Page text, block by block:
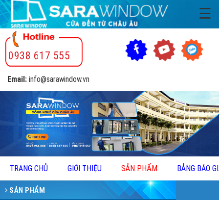
☰
0938 617 555
Email: info@sarawindow.vn
TRANG CHỦ GIỚI THIỆU SẢN PHẨM BẢNG BÁO
SẢN PHẨM